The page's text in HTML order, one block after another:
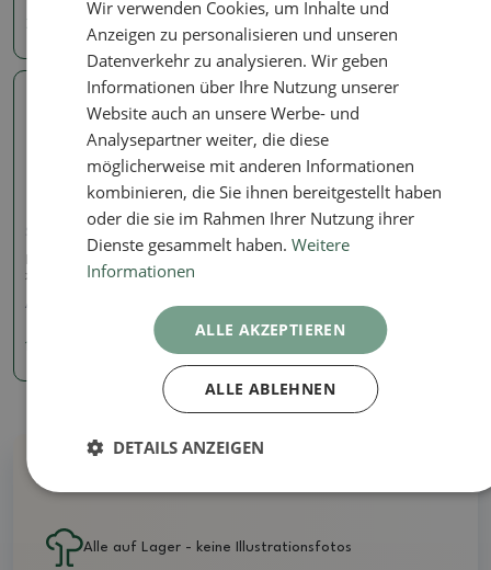
7.85 €
x 11,5 x 4 cm, Farbe braun
Artikelnummer: 1290-M24-1930
10.33 €
Warum bei uns kaufen?
Alle auf Lager - keine Illustrationsfotos
Wir verwenden Cookies, um Inhalte und
Anzeigen zu personalisieren und unseren
Datenverkehr zu analysieren. Wir geben
Informationen über Ihre Nutzung unserer
Website auch an unsere Werbe- und
Analysepartner weiter, die diese
möglicherweise mit anderen Informationen
kombinieren, die Sie ihnen bereitgestellt haben
oder die sie im Rahmen Ihrer Nutzung ihrer
Dienste gesammelt haben.Weitere
Informationen
ALLE AKZEPTIEREN
ALLE ABLEHNEN
DETAILS ANZEIGEN